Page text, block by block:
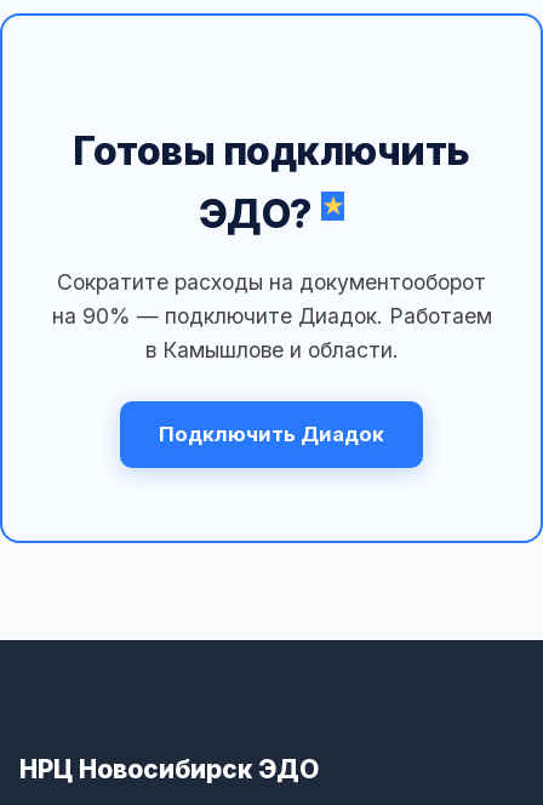
Готовы подключить
ЭДО?
Сократите расходы на документооборот
на 90% — подключите Диадок. Работаем
в Камышлове и области.
Подключить Диадок
НРЦ Новосибирск ЭДО